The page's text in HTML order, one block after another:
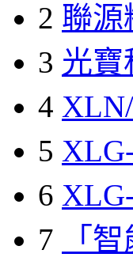
2 聯源
3 光寶
4
5
6
7
「